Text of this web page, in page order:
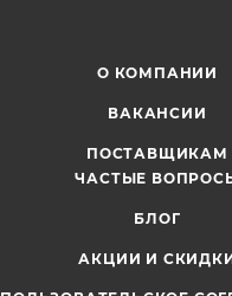
О КОМПАНИИ
ВАКАНСИИ
ПОСТАВЩИКАМ
ЧАСТЫЕ
БЛОГ
АКЦИИ И